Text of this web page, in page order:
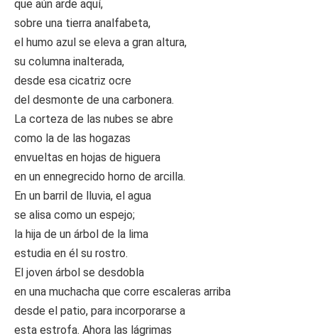
que aún arde aquí,
sobre una tierra analfabeta,
el humo azul se eleva a gran altura,
su columna inalterada,
desde esa cicatriz ocre
del desmonte de una carbonera.
La corteza de las nubes se abre
como la de las hogazas
envueltas en hojas de higuera
en un ennegrecido horno de arcilla.
En un barril de lluvia, el agua
se alisa como un espejo;
la hija de un árbol de la lima
estudia en él su rostro.
El joven árbol se desdobla
en una muchacha que corre escaleras arriba
desde el patio, para incorporarse a
esta estrofa. Ahora las lágrimas